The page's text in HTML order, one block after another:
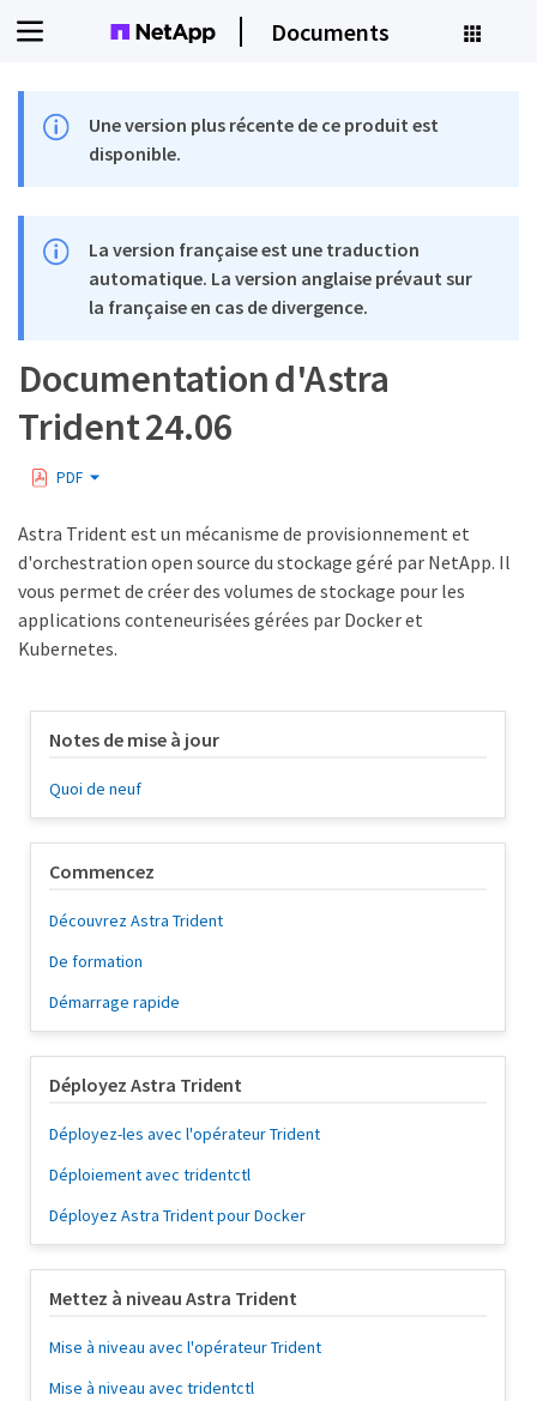
Documents
Une version plus récente de ce produit est
disponible.
La version française est une traduction
automatique. La version anglaise prévaut sur
la française en cas de divergence.
Documentation d'Astra
Trident 24.06
PDF
Astra Trident est un mécanisme de provisionnement et
d'orchestration open source du stockage géré par NetApp. Il
vous permet de créer des volumes de stockage pour les
applications conteneurisées gérées par Docker et
Kubernetes.
Notes de mise à jour
Quoi de neuf
Commencez
Découvrez Astra Trident
De formation
Démarrage rapide
Déployez Astra Trident
Déployez-les avec l'opérateur Trident
Déploiement avec tridentctl
Déployez Astra Trident pour Docker
Mettez à niveau Astra Trident
Mise à niveau avec l'opérateur Trident
Mise à niveau avec tridentctl